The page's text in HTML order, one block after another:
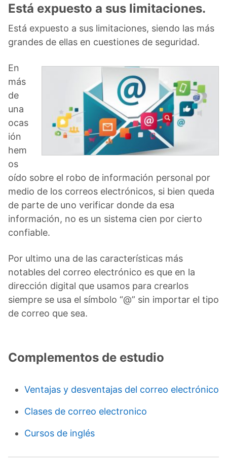
Está expuesto a sus limitaciones.
Está expuesto a sus limitaciones, siendo las más
grandes de ellas en cuestiones de seguridad.
En
más
de
una
ocas
ión
hem
os
oído sobre el robo de información personal por
medio de los correos electrónicos, si bien queda
de parte de uno verificar donde da esa
información, no es un sistema cien por cierto
confiable.
Por ultimo una de las características más
notables del correo electrónico es que en la
dirección digital que usamos para crearlos
siempre se usa el símbolo “@” sin importar el tipo
de correo que sea.
Complementos de estudio
Ventajas y desventajas del correo electrónico
Clases de correo electronico
Cursos de inglés